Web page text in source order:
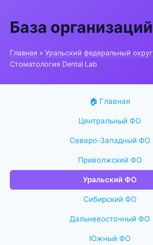
База организаций
Главная » Уральский федеральный округ
Стоматология Dental Lab
🏠 Главная
Центральный ФО
Северо-Западный ФО
Приволжский ФО
Уральский ФО
Сибирский ФО
Дальневосточный ФО
Южный ФО